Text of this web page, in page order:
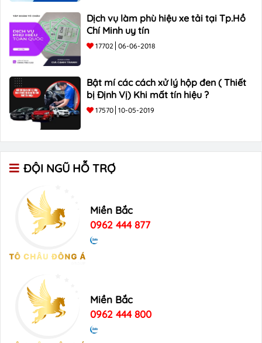
Dịch vụ làm phù hiệu xe tải tại Tp.Hồ
Chí Minh uy tín
17702 06-06-2018
Bật mí các cách xử lý hộp đen ( Thiết
bị Định Vị) Khi mất tín hiệu ?
17570 10-05-2019
ĐỘI NGŨ HỖ TRỢ
Miền Bắc
0962 444 877
Miền Bắc
0962 444 800